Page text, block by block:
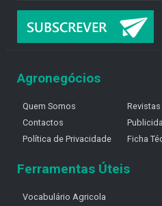
Agronegócios
Quem Somos
Contactos
Política de Privacidade
Revistas
Ficha
Ferramentas Úteis
Vocabulário Agricola